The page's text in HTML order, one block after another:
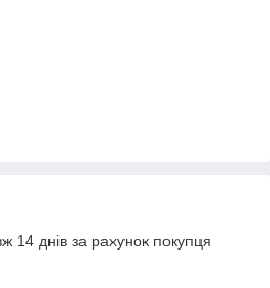
14 днів за рахунок покупця